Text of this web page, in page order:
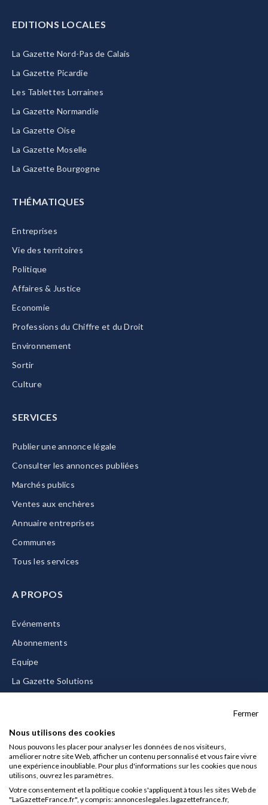
EDITIONS LOCALES
La Gazette Nord-Pas de Calais
La Gazette Picardie
Les Tablettes Lorraines
La Gazette Normandie
La Gazette Oise
La Gazette Moselle
La Gazette Bourgogne
THÉMATIQUES
Entreprises
Vie des territoires
Politique
Affaires & Justice
Economie
Professions du Chiffre et du Droit
Environnement
Sortir
Culture
SERVICES
Publier une annonce légale
Consulter les annonces publiées
Marchés publics
Ventes aux enchères
Annuaire entreprises
Communes
Tous les services
A PROPOS
Evénements
Abonnements
Equipe
La Gazette Solutions
Mentions légales
CGU/CGV
Données personnelles
Fermer
Nous utilisons des cookies
Nous pouvons les placer pour analyser les données de nos visiteurs,
améliorer notre site Web, afficher un contenu personnalisé et vous faire vivre
une expérience inoubliable. Pour plus d'informations sur les cookies que nous
utilisons, ouvrez les paramètres.
Votre consentement et la politique cookie s'appliquent à tous les sites Web de
"LaGazetteFrance.fr", y compris: annonceslegales.lagazettefrance.fr,